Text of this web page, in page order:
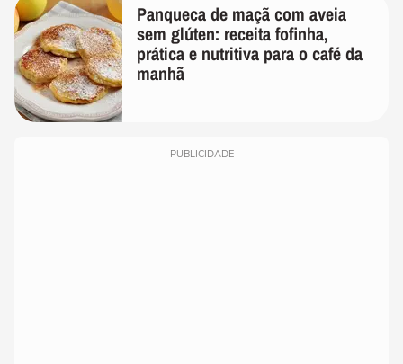
Panqueca de maçã com aveia
sem glúten: receita fofinha,
prática e nutritiva para o café da
manhã
PUBLICIDADE